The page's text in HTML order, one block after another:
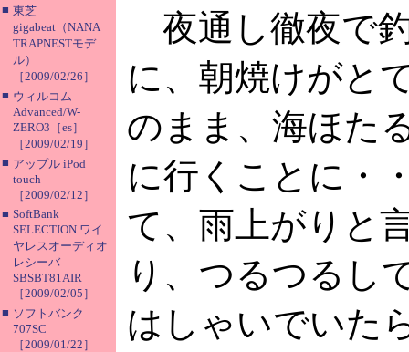
■ 東芝
gigabeat（NANA
TRAPNESTモデ
ル）
［2009/02/26］
■ ウィルコム
Advanced/W-
ZERO3［es］
［2009/02/19］
■ アップル iPod
touch
［2009/02/12］
■ SoftBank
SELECTION ワイ
ヤレスオーディオ
レシーバ
SBSBT81AIR
［2009/02/05］
■ ソフトバンク
707SC
［2009/01/22］
夜通し徹夜で
に、朝焼けがと
のまま、海ほた
に行くことに・
て、雨上がりと
り、つるつるし
はしゃいでいた